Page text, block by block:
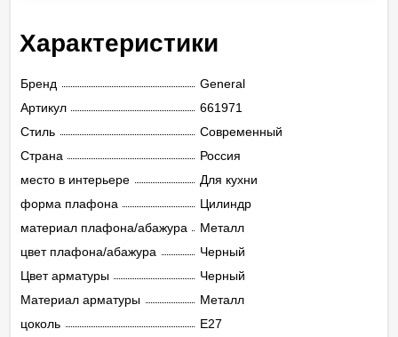
Характеристики
Бренд
General
Артикул
661971
Стиль
Современный
Страна
Россия
место в интерьере
Для кухни
форма плафона
Цилиндр
материал плафона/абажура
Металл
цвет плафона/абажура
Черный
Цвет арматуры
Черный
Материал арматуры
Металл
цоколь
E27